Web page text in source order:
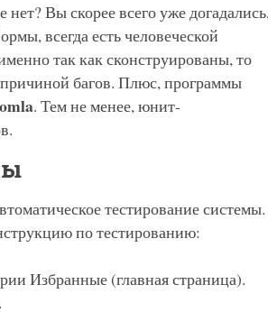
Вы скорее всего уже
всегда есть человеческой
так как сконструированы, то
багов. Плюс, программы
. Тем не менее, юнит-
тестирование системы.
по тестированию:
Избранные (главная страница).